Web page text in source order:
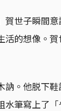
賀世子瞬間
的想像。賀
。他脱下
筆寫上了